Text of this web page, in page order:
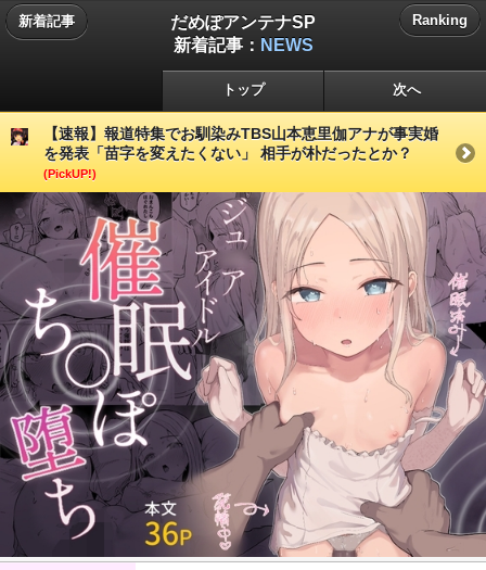
新着記事
だめぽアンテナSP
新着記事： NEWS
Ranking
トップ 次へ
【速報】報道特集でお馴染みTBS山本恵里伽アナが事実婚
を発表「苗字を変えたくない」 相手が朴だったとか？
(PickUP!)